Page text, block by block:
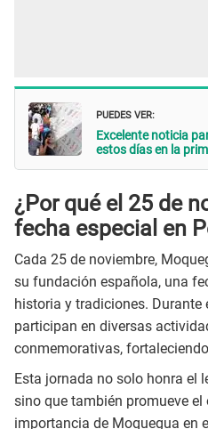
PUEDES VER:
Excelente noticia
estos días en la
¿Por qué el 25 de
fecha especial en
Cada 25 de noviembre,
su fundación española, una
historia y tradiciones.
participan en diversas
conmemorativas,
Esta jornada no solo honra el
sino que también promueve
importancia de Moquegua en